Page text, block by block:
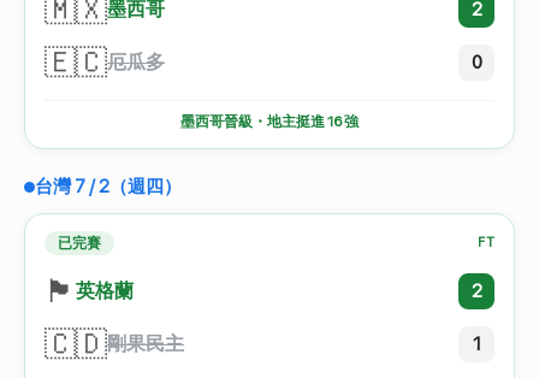
🇲🇽墨西哥 2
🇪🇨厄瓜多 0
墨西哥晉級・地主挺進 16 強
台灣 7 / 2（週四）
已完賽 FT
🏴󠁧󠁢󠁥󠁮󠁧󠁿 英格蘭 2
🇨🇩剛果民主 1